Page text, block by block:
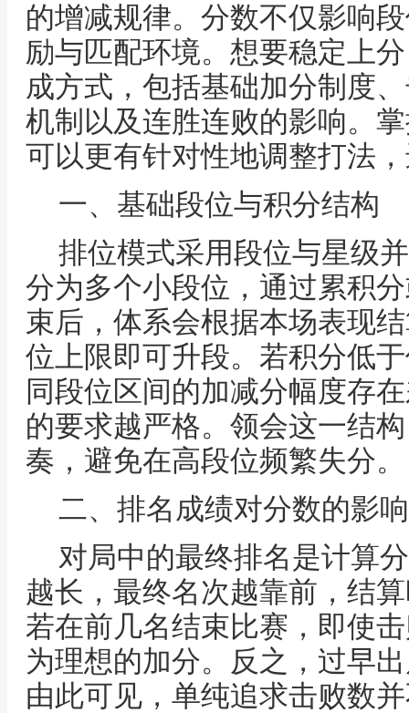
的增减规律。分数不仅影响
励与匹配环境。想要稳定上
成方式，包括基础加分制度
机制以及连胜连败的影响。
可以更有针对性地调整打法
一、基础段位与积分结构
排位模式采用段位与星级
分为多个小段位，通过累积
束后，体系会根据本场表现
位上限即可升段。若积分低
同段位区间的加减分幅度存
的要求越严格。领会这一结
奏，避免在高段位频繁失分。
二、排名成绩对分数的影响
对局中的最终排名是计算
越长，最终名次越靠前，结
若在前几名结束比赛，即使
为理想的加分。反之，过早
由此可见，单纯追求击败数